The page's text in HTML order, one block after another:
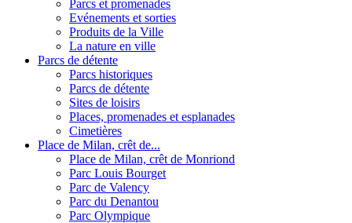
Parcs et promenades
Evénements et sorties
Produits de la Ville
La nature en ville
Parcs de détente
Parcs historiques
Parcs de détente
Sites de loisirs
Places, promenades et esplanades
Cimetières
Place de Milan, crêt de...
Place de Milan, crêt de Monriond
Parc Louis Bourget
Parc de Valency
Parc du Denantou
Parc Olympique